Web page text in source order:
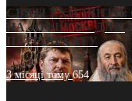
СВЯТІ
НА «ОФШОР» ДЛЯ
ПАТРІАРХАТУ
3 місяці тому654